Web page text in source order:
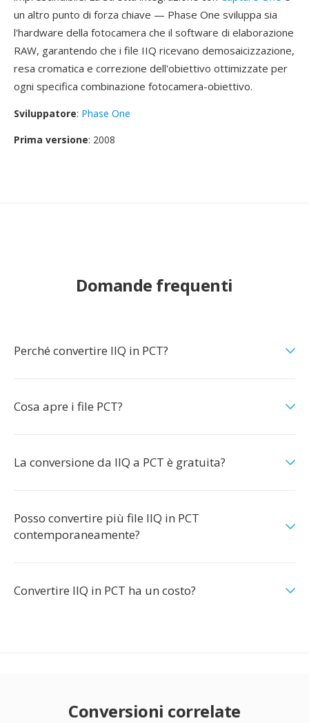
un altro punto di forza chiave — Phase One sviluppa sia
l'hardware della fotocamera che il software di elaborazione
RAW, garantendo che i file IIQ ricevano demosaicizzazione,
resa cromatica e correzione dell'obiettivo ottimizzate per
ogni specifica combinazione fotocamera-obiettivo.
Sviluppatore: Phase One
Prima versione: 2008
Domande frequenti
Perché convertire IIQ in PCT?
Cosa apre i file PCT?
La conversione da IIQ a PCT è gratuita?
Posso convertire più file IIQ in PCT
contemporaneamente?
Convertire IIQ in PCT ha un costo?
Conversioni correlate